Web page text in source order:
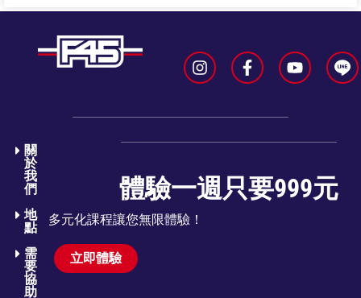
關
於
我
們​
地
點
需
要
協
助​
體驗一週只要999元
多元化課程讓您無限體驗！
立即體驗